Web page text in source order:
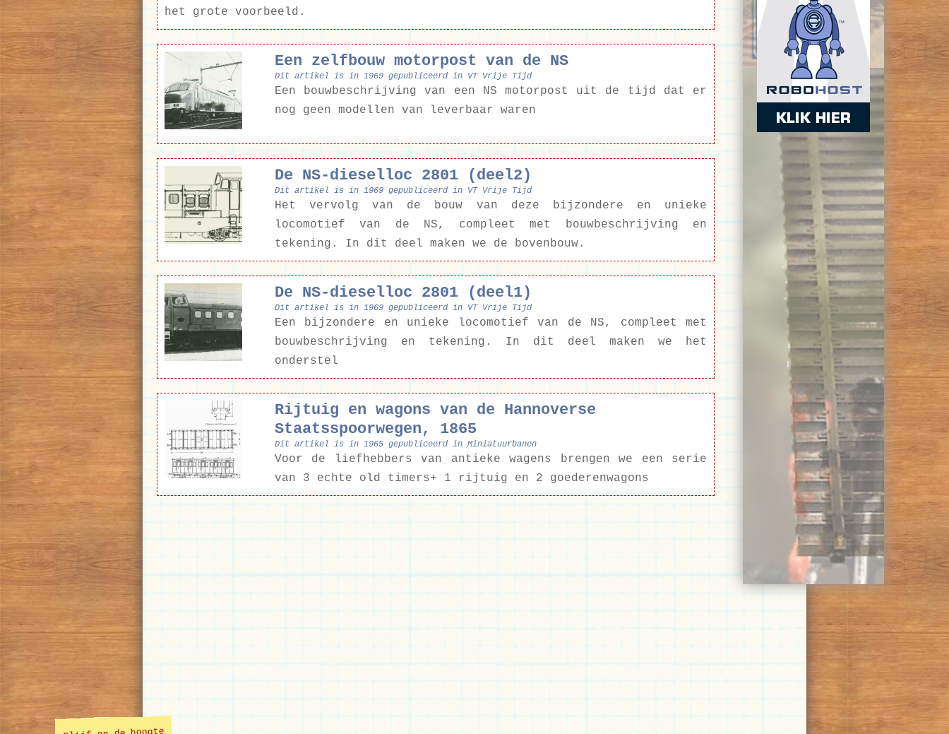
het grote voorbeeld.
Een zelfbouw motorpost van de NS
Dit artikel is in 1969 gepubliceerd in VT Vrije Tijd
Een bouwbeschrijving van een NS motorpost uit de tijd dat er
nog geen modellen van leverbaar waren
De NS-dieselloc 2801 (deel2)
Dit artikel is in 1969 gepubliceerd in VT Vrije Tijd
Het vervolg van de bouw van deze bijzondere en unieke
locomotief van de NS, compleet met bouwbeschrijving en
tekening. In dit deel maken we de bovenbouw.
De NS-dieselloc 2801 (deel1)
Dit artikel is in 1969 gepubliceerd in VT Vrije Tijd
Een bijzondere en unieke locomotief van de NS, compleet met
bouwbeschrijving en tekening. In dit deel maken we het
onderstel
Rijtuig en wagons van de Hannoverse
Staatsspoorwegen, 1865
Dit artikel is in 1965 gepubliceerd in Miniatuurbanen
Voor de liefhebbers van antieke wagens brengen we een serie
van 3 echte old timers+ 1 rijtuig en 2 goederenwagons